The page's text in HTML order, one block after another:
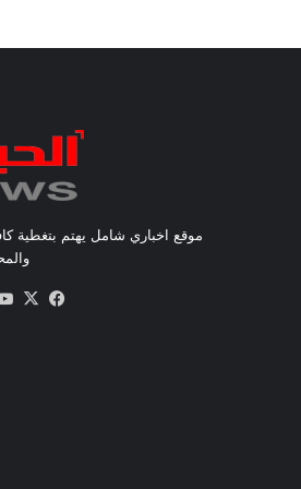
موقع اخباري شامل يهتم بتغطية
X